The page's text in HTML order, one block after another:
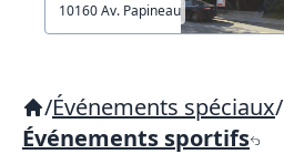
10160 Av. Papineau
/Événements spéciaux/
Événements sportifs